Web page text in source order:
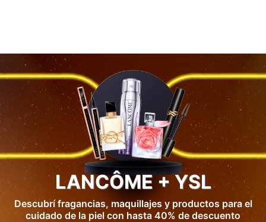
LANCÔME + YSL
Descubrí fragancias, maquillajes y productos para el
cuidado de la piel con hasta 40% de descuento